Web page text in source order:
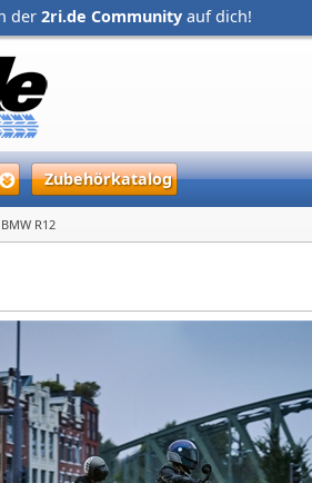
der 2ri.de Community auf dich!
Zubehörkatalog
R12